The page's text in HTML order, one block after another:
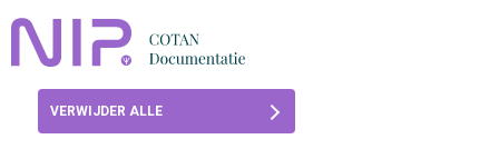
VERWIJDER ALLE